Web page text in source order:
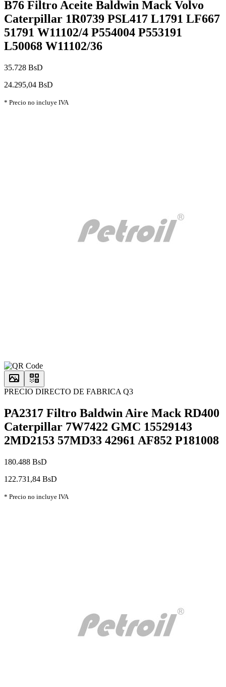
B76 Filtro Aceite Baldwin Mack Volvo
Caterpillar 1R0739 PSL417 L1791 LF667
51791 W11102/4 P554004 P553191
L50068 W11102/36
35.728 BsD
24.295,04 BsD
* Precio no incluye IVA
PRECIO DIRECTO DE FABRICA Q3
PA2317 Filtro Baldwin Aire Mack RD400
Caterpillar 7W7422 GMC 15529143
2MD2153 57MD33 42961 AF852 P181008
180.488 BsD
122.731,84 BsD
* Precio no incluye IVA